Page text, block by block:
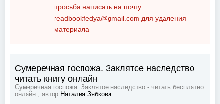
просьба написать на почту
readbookfedya@gmail.com для удаления
материала
Сумеречная госпожа. Заклятое наследство
читать книгу онлайн
Сумеречная госпожа. Заклятое наследство - читать бесплатно
онлайн , автор Наталия Зябкова